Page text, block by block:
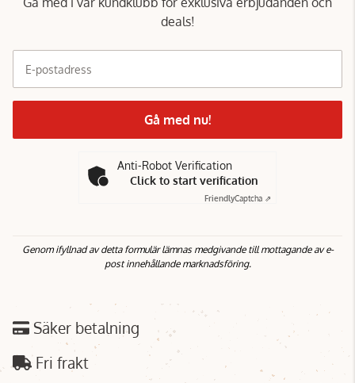
deals!
E-postadress
Gå med nu!
Anti-Robot Verification
Click to start verification
FriendlyCaptcha ⇗
Genom ifyllnad av detta formulär lämnas medgivande till mottagande av e-
post innehållande marknadsföring.
Säker betalning
Fri frakt